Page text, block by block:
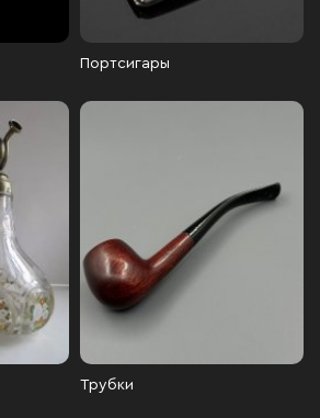
Портсигары
Трубки